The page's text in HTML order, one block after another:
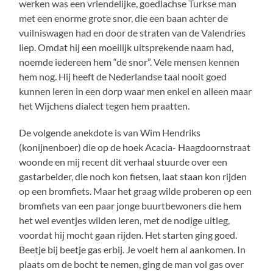
werken was een vriendelijke, goedlachse Turkse man
met een enorme grote snor, die een baan achter de
vuilniswagen had en door de straten van de Valendries
liep. Omdat hij een moeilijk uitsprekende naam had,
noemde iedereen hem “de snor”. Vele mensen kennen
hem nog. Hij heeft de Nederlandse taal nooit goed
kunnen leren in een dorp waar men enkel en alleen maar
het Wijchens dialect tegen hem praatten.
De volgende anekdote is van Wim Hendriks
(konijnenboer) die op de hoek Acacia- Haagdoornstraat
woonde en mij recent dit verhaal stuurde over een
gastarbeider, die noch kon fietsen, laat staan kon rijden
op een bromfiets. Maar het graag wilde proberen op een
bromfiets van een paar jonge buurtbewoners die hem
het wel eventjes wilden leren, met de nodige uitleg,
voordat hij mocht gaan rijden. Het starten ging goed.
Beetje bij beetje gas erbij. Je voelt hem al aankomen. In
plaats om de bocht te nemen, ging de man vol gas over